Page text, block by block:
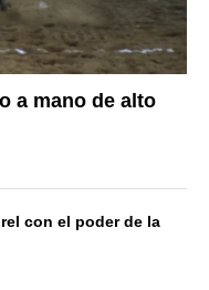
a mano de alto
con el poder de la